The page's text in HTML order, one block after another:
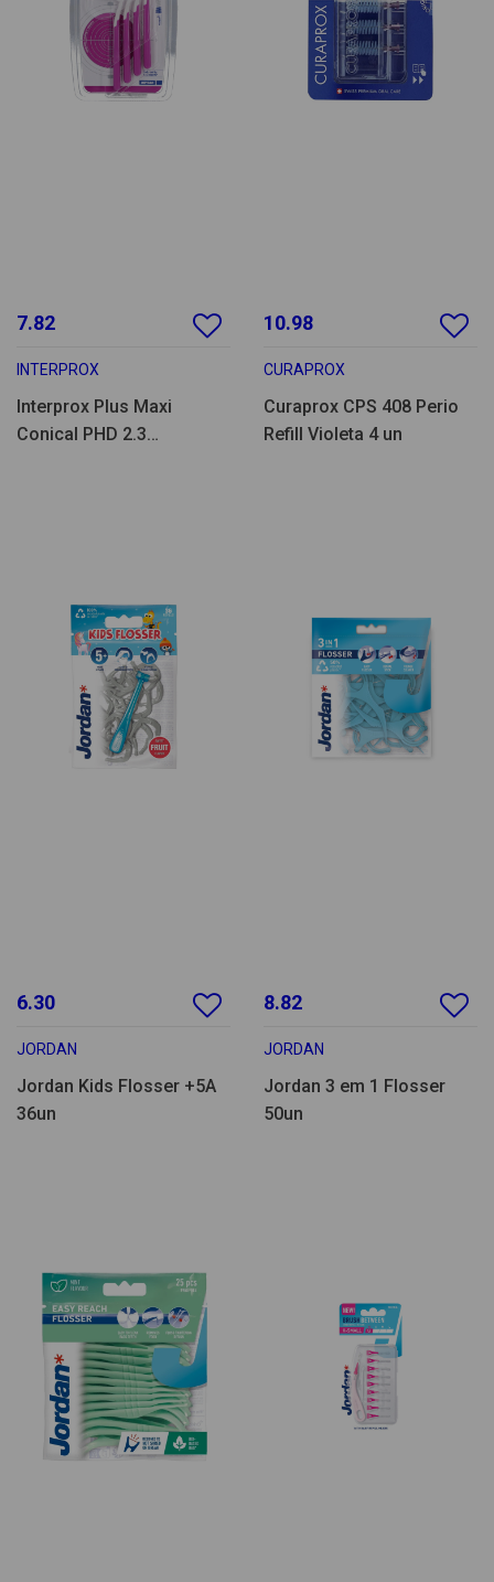
7.82
INTERPROX
Interprox Plus Maxi
Conical PHD 2.3
10.98
CURAPROX
Curaprox CPS 408 Perio
Refill Violeta 4 un
6.30
JORDAN
Jordan Kids Flosser +5A
36un
8.82
JORDAN
Jordan 3 em 1 Flosser
50un